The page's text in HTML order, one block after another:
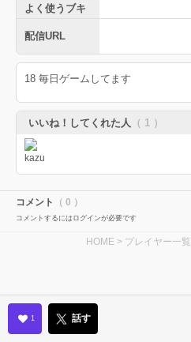
よく使うブキ
配信URL
18 毎日ゲームしてます
いいね！してくれた人 （ 1 ）
コメント （ 0 ）
コメントするにはログインが必要です
HOME > プレイヤー一覧
1 話す